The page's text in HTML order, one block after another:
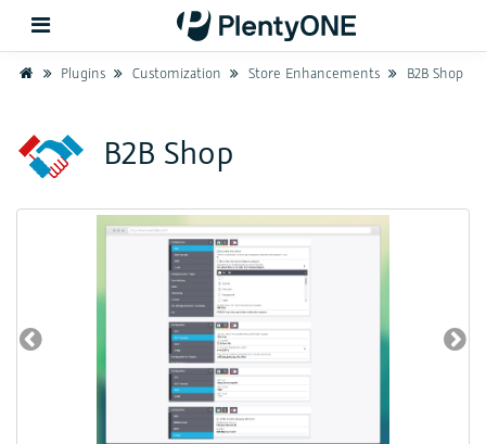
Support
HomePlugins Customization Store Enhancements B2B Shop
B2B Shop